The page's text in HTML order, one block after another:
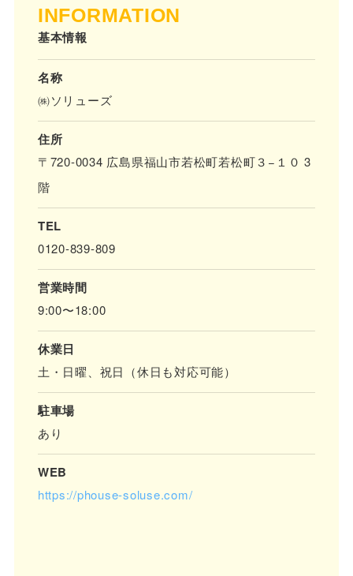
INFORMATION
基本情報
名称
㈱ソリューズ
住所
〒720-0034 広島県福山市若松町若松町３−１０ 3
階
TEL
0120-839-809
営業時間
9:00〜18:00
休業日
土・日曜、祝日（休日も対応可能）
駐車場
あり
WEB
https://phouse-soluse.com/